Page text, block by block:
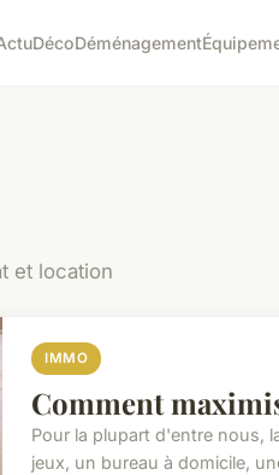
DécoDéménagement
et location
IMMO
Comment
Pour la plupart d'entre nous,
jeux, un bureau à domicile,